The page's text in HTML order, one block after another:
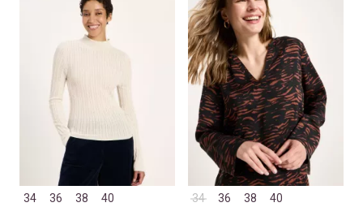
34 36 38 40 34 36 38 40